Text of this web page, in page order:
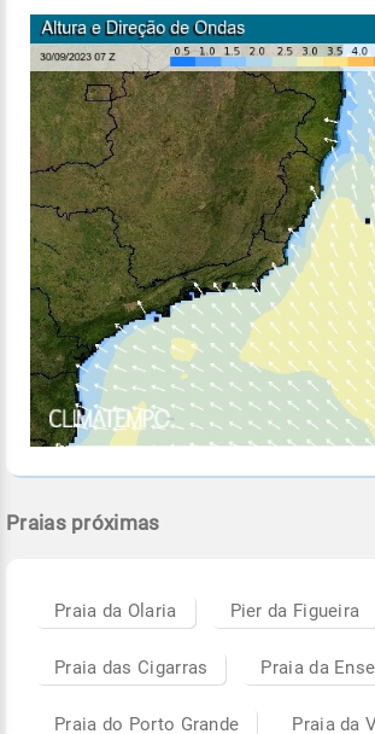
Praias próximas
Praia da Olaria Pier da Figueira
Praia das Cigarras Praia da
Praia do Porto Grande Praia da